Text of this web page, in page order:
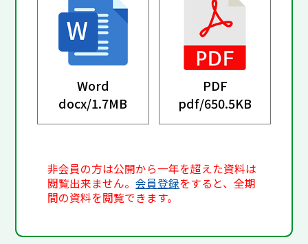
Word
docx/1.7MB
PDF
pdf/650.5KB
非会員の方は公開から一年を超えた資料は
閲覧出来ません。会員登録をすると、全期
間の資料を閲覧できます。